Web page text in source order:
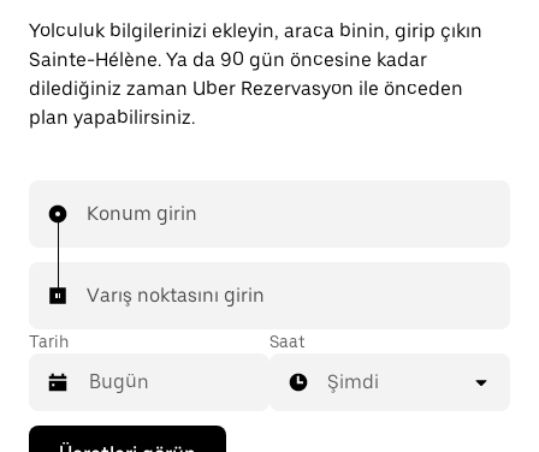
Yolculuk bilgilerinizi ekleyin, araca binin, girip çıkın
Sainte-Hélène. Ya da 90 gün öncesine kadar
dilediğiniz zaman Uber Rezervasyon ile önceden
plan yapabilirsiniz.
Konum girin
Varış noktasını girin
Tarih
Takvimle
Saat
Şimdi